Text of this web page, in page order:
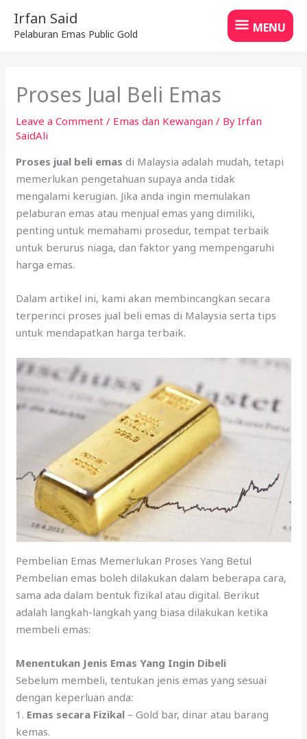
content
Irfan Said
Pelaburan Emas Public Gold
MENU
MENU
Proses Jual Beli Emas
Leave a Comment / Emas dan Kewangan / ByIrfan
SaidAli
Proses jual beli emas di Malaysia adalah mudah, tetapi
memerlukan pengetahuan supaya anda tidak
mengalami kerugian. Jika anda ingin memulakan
pelaburan emas atau menjual emas yang dimiliki,
penting untuk memahami prosedur, tempat terbaik
untuk berurus niaga, dan faktor yang mempengaruhi
harga emas.
Dalam artikel ini, kami akan membincangkan secara
terperinci proses jual beli emas di Malaysia serta tips
untuk mendapatkan harga terbaik.
Pembelian Emas Memerlukan Proses Yang Betul
Pembelian emas boleh dilakukan dalam beberapa cara,
sama ada dalam bentuk fizikal atau digital. Berikut
adalah langkah-langkah yang biasa dilakukan ketika
membeli emas:
Menentukan Jenis Emas Yang Ingin Dibeli
Sebelum membeli, tentukan jenis emas yang sesuai
dengan keperluan anda:
1. Emas secara Fizikal – Gold bar, dinar atau barang
kemas.